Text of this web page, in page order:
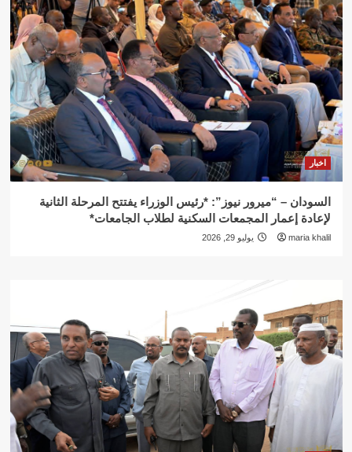
اخبار
السودان – “ميرور نيوز”: *رئيس الوزراء يفتتح المرحلة الثانية
لإعادة إعمار المجمعات السكنية لطلاب الجامعات*
maria khalil يوليو 29, 2026